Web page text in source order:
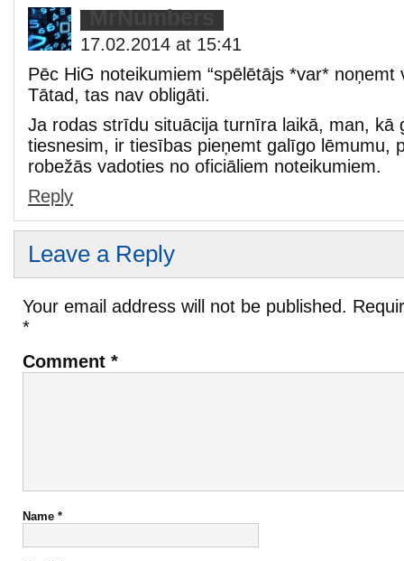
MrNumbers
17.02.2014 at 15:41
Pēc HiG noteikumiem “spēlētājs *var* noņemt
Tātad, tas nav obligāti.
Ja rodas strīdu situācija turnīra laikā, man, kā
tiesnesim, ir tiesības pieņemt galīgo lēmumu,
robežās vadoties no oficiāliem noteikumiem.
Reply
Leave a Reply
Your email address will not be published.
*
Comment *
Name *